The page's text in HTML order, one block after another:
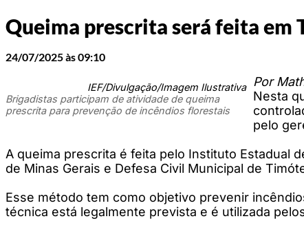
Queima prescrita será feita
24/07/2025 às 09:10
IEF/Divulgação/Imagem Ilustrativa
Brigadistas participam de atividade de queima
prescrita para prevenção de incêndios florestais
Por
Nesta
pelo
A queima prescrita é feita pelo Instituto Estadual
de Minas Gerais e Defesa Civil Municipal de
Esse método tem como objetivo prevenir
técnica está legalmente prevista e é utilizada